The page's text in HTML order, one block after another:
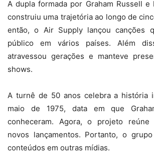
A dupla formada por Graham Russell e
construiu uma trajetória ao longo de
então, o Air Supply lançou canções
público em vários países. Além
atravessou gerações e manteve
shows.
A turnê de 50 anos celebra a história
maio de 1975, data em que
conheceram. Agora, o projeto reúne
novos lançamentos. Portanto, o
conteúdos em outras mídias.